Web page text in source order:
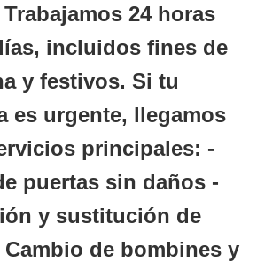
Trabajamos 24 horas
incluidos fines de
y festivos. Si tu
es urgente, llegamos
principales: -
puertas sin daños -
y sustitución de
Cambio de bombines y